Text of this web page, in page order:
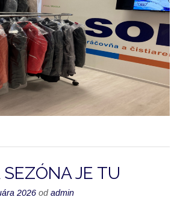
SEZÓNA JE TU
2026 odadmin